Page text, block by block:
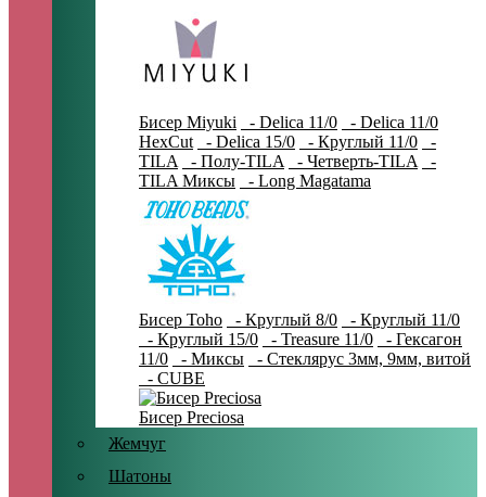
Бисер Miyuki - Delica 11/0
- Delica 11/0
HexCut
- Delica 15/0 - Круглый 11/0
-
TILA
- Полу-TILA - Четверть-TILA
-
TILA Миксы
- Long Magatama
Бисер Toho - Круглый 8/0
- Круглый 11/0
- Круглый 15/0
- Treasure 11/0
- Гексагон
11/0
- Миксы
- Стеклярус 3мм, 9мм, витой
- CUBE
Бисер Preciosa
Жемчуг
Шатоны